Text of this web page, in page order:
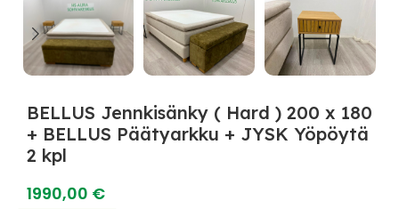
BELLUS Jennkisänky ( Hard ) 200 x 180
+ BELLUS Päätyarkku + JYSK Yöpöytä
2 kpl
1990,00 €